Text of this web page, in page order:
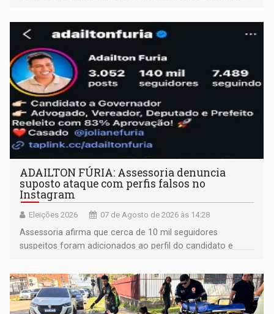
ADAILTON FÚRIA: Assessoria denuncia
suposto ataque com perfis falsos no
Instagram
Eleições 2026 07 de Agosto de 2026 às 14:28
Assessoria afirma que cerca de 10 mil seguidores
suspeitos foram adicionados ao perfil do candidato e
remover as contas